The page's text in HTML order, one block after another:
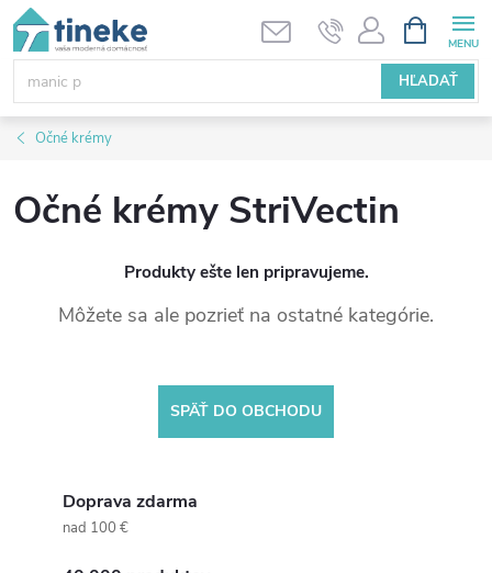
Prejsť
obsah
HĽADAŤ
KOŠÍK
Očné krémy
Očné krémy StriVectin
Produkty ešte len pripravujeme.
Môžete sa ale pozrieť na ostatné kategórie.
SPÄŤ DO OBCHODU
Doprava zdarma
nad 100 €